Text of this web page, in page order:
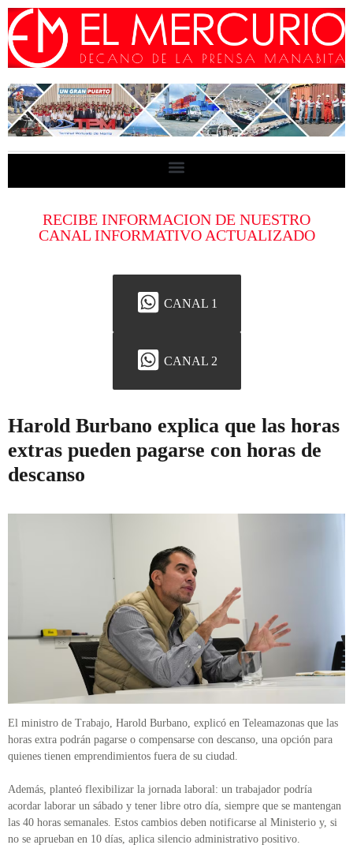
RECIBE INFORMACION DE NUESTRO
CANAL INFORMATIVO ACTUALIZADO
CANAL 1
CANAL 2
Harold Burbano explica que las horas
extras pueden pagarse con horas de
descanso
El ministro de Trabajo, Harold Burbano, explicó en Teleamazonas que las
horas extra podrán pagarse o compensarse con descanso, una opción para
quienes tienen emprendimientos fuera de su ciudad.
Además, planteó flexibilizar la jornada laboral: un trabajador podría
acordar laborar un sábado y tener libre otro día, siempre que se mantengan
las 40 horas semanales. Estos cambios deben notificarse al Ministerio y, si
no se aprueban en 10 días, aplica silencio administrativo positivo.